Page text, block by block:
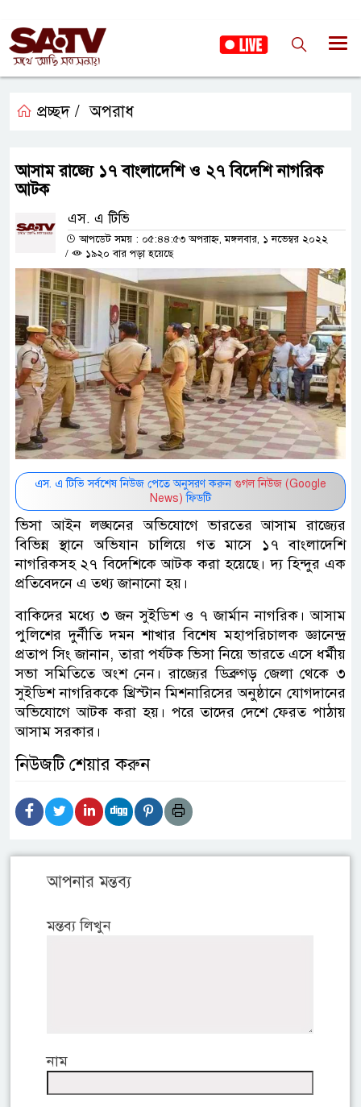
প্রচ্ছদ / অপরাধ
আসাম রাজ্যে ১৭ বাংলাদেশি ও ২৭ বিদেশি নাগরিক
আটক
এস. এ টিভি
আপডেট সময় : ০৫:৪৪:৫৩ অপরাহ্ন, মঙ্গলবার, ১ নভেম্বর ২০২২
/
১৯২০ বার পড়া হয়েছে
এস. এ টিভি সর্বশেষ নিউজ পেতে অনুসরণ করুন গুগল নিউজ (Google
News) ফিডটি
ভিসা আইন লঙ্ঘনের অভিযোগে ভারতের আসাম রাজ্যের
বিভিন্ন স্থানে অভিযান চালিয়ে গত মাসে ১৭ বাংলাদেশি
নাগরিকসহ ২৭ বিদেশিকে আটক করা হয়েছে। দ্য হিন্দুর এক
প্রতিবেদনে এ তথ্য জানানো হয়।
বাকিদের মধ্যে ৩ জন সুইডিশ ও ৭ জার্মান নাগরিক। আসাম
পুলিশের দুর্নীতি দমন শাখার বিশেষ মহাপরিচালক জ্ঞানেন্দ্র
প্রতাপ সিং জানান, তারা পর্যটক ভিসা নিয়ে ভারতে এসে ধর্মীয়
সভা সমিতিতে অংশ নেন। রাজ্যের ডিব্রুগড় জেলা থেকে ৩
সুইডিশ নাগরিককে খ্রিস্টান মিশনারিসের অনুষ্ঠানে যোগদানের
অভিযোগে আটক করা হয়। পরে তাদের দেশে ফেরত পাঠায়
আসাম সরকার।
নিউজটি শেয়ার করুন
আপনার মন্তব্য
মন্তব্য লিখুন
নাম